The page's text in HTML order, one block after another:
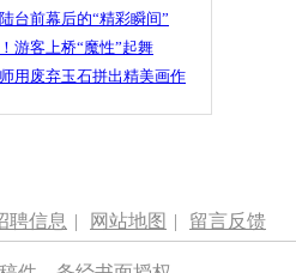
台前幕后的“精彩瞬间”
游客上桥“魔性”起舞
用废弃玉石拼出精美画作
聘信息 | 网站地图 | 留言反馈